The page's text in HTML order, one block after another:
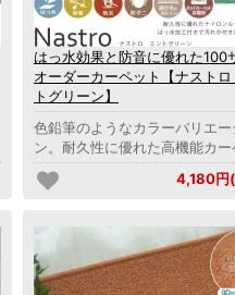
はっ水効果と防音に優れた100
オーダーカーペット【ナスト
トグリーン】
色鉛筆のようなカラーバリエー
ン。耐久性に優れた高機能カー
4,180円